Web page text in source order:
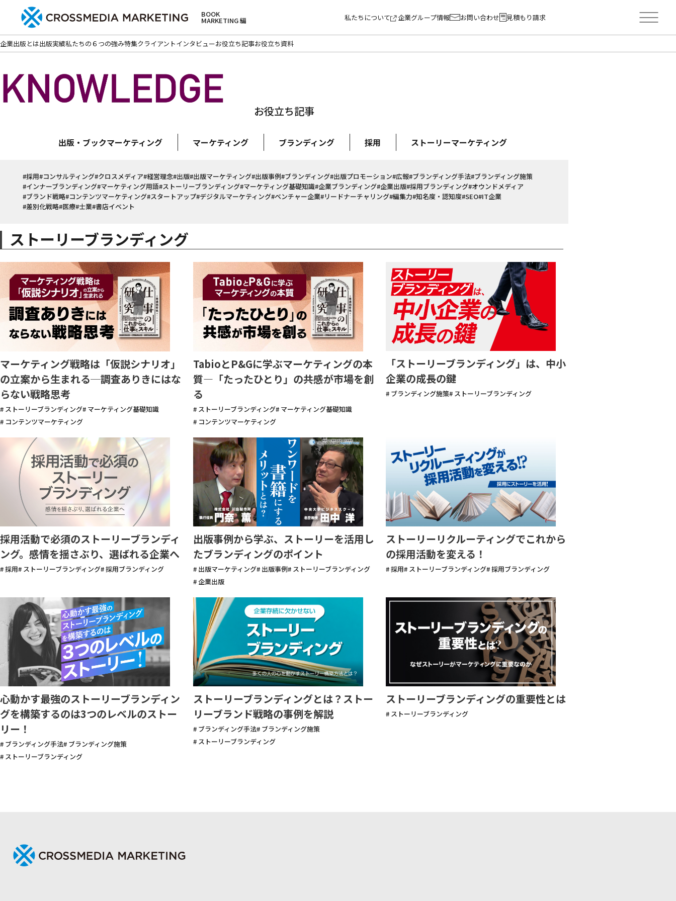
BOOK
MARKETING 編 私たちについて 企業グループ情報 お問い合わせ 見積もり請求
企業出版とは出版実績私たちの６つの強み特集クライアントインタビューお役立ち記事お役立ち資料
お役立ち記事
出版・ブックマーケティング マーケティング ブランディング 採用 ストーリーマーケティング
#採用#コンサルティング#クロスメディア#経営理念#出版#出版マーケティング#出版事例#ブランディング#出版プロモーション#広報#ブランディング手法#ブランディング施策
#インナーブランディング#マーケティング用語#ストーリーブランディング#マーケティング基礎知識#企業ブランディング#企業出版#採用ブランディング#オウンドメディア
#ブランド戦略#コンテンツマーケティング#スタートアップ#デジタルマーケティング#ベンチャー企業#リードナーチャリング#編集力#知名度・認知度#SEO#IT企業
#差別化戦略#医療#士業#書店イベント
ストーリーブランディング
マーケティング戦略は「仮説シナリオ」
の立案から生まれる─調査ありきにはな
らない戦略思考
# ストーリーブランディング# マーケティング基礎知識
# コンテンツマーケティング
TabioとP&Gに学ぶマーケティングの本
質—「たったひとり」の共感が市場を創
る
# ストーリーブランディング# マーケティング基礎知識
# コンテンツマーケティング
「ストーリーブランディング」は、中小
企業の成長の鍵
# ブランディング施策# ストーリーブランディング
採用活動で必須のストーリーブランディ
ング。感情を揺さぶり、選ばれる企業へ
# 採用# ストーリーブランディング# 採用ブランディング
出版事例から学ぶ、ストーリーを活用し
たブランディングのポイント
# 出版マーケティング# 出版事例# ストーリーブランディング
# 企業出版
ストーリーリクルーティングでこれから
の採用活動を変える！
# 採用# ストーリーブランディング# 採用ブランディング
心動かす最強のストーリーブランディン
グを構築するのは3つのレベルのストー
リー！
# ブランディング手法# ブランディング施策
# ストーリーブランディング
ストーリーブランディングとは？ストー
リーブランド戦略の事例を解説
# ブランディング手法# ブランディング施策
# ストーリーブランディング
ストーリーブランディングの重要性とは
# ストーリーブランディング